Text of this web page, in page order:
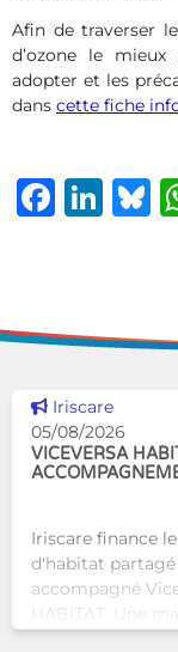
Afin de traverser
d’ozone le
adopter et les
dans cette fiche
Voir cette news
Iriscare
05/08/2026
VICEVERSA
Iriscare finance
d'habitat
accompagné
HABITAT. Une